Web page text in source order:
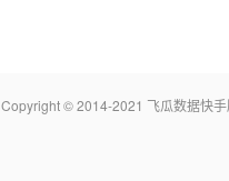
Copyright © 2014-2021 飞瓜数据快